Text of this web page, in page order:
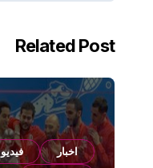
Related Post
اخبار
فيديو